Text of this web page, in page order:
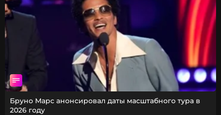
Бруно Марс анонсировал даты масштабного тура в
2026 году